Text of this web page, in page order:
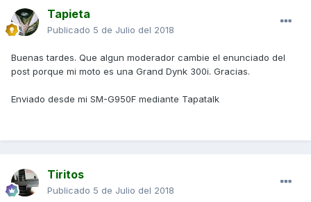
Tapieta
Publicado 5 de Julio del 2018
Buenas tardes. Que algun moderador cambie el enunciado del
post porque mi moto es una Grand Dynk 300i. Gracias.
Enviado desde mi SM-G950F mediante Tapatalk
Tiritos
Publicado 5 de Julio del 2018